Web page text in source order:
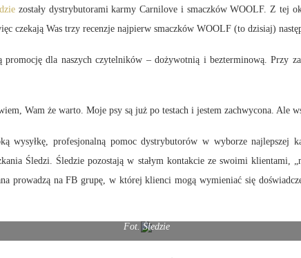
zostały dystrybutorami karmy Carnilove i smaczków WOOLF. Z tej
czekają Was trzy recenzje najpierw smaczków WOOLF (to dzisiaj)
promocję dla naszych czytelników – dożywotnią i bezterminową. Przy
Wam że warto. Moje psy są już po testach i jestem zachwycona. Ale
wysyłkę, profesjonalną pomoc dystrybutorów w wyborze najlepszej
Śledzi. Śledzie pozostają w stałym kontakcie ze swoimi klientami,
prowadzą na FB grupę, w której klienci mogą wymieniać się
Fot. Śledzie